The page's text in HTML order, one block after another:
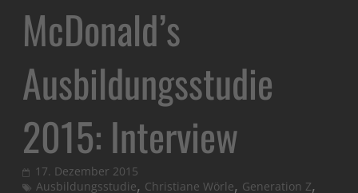
McDonald’s
Ausbildungsstudie
2015: Interview
17. Dezember 2015
Ausbildungsstudie, Christiane Wörle, Generation Z,